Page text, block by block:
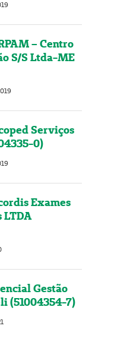
– Centro
S/S Ltda-ME
Serviços
0)
Exames
LTDA
Gestão
(51004354-7)